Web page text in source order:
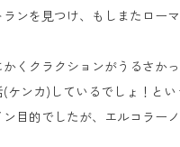
ンを見つけ、もしまたロー
くクラクションがうるさか
ケンカ)しているでしょ！と
目的でしたが、エルコラー